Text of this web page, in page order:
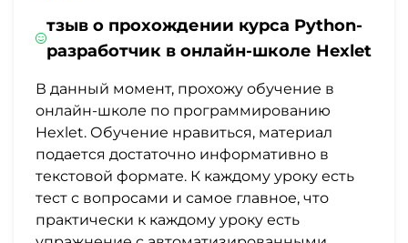
тзыв о прохождении курса Python-
разработчик в онлайн-школе Hexlet
В данный момент, прохожу обучение в
онлайн-школе по программированию
Hexlet. Обучение нравиться, материал
подается достаточно информативно в
текстовой формате. К каждому уроку есть
тест с вопросами и самое главное, что
практически к каждому уроку есть